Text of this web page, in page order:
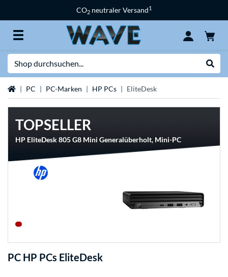
CO2 neutraler Versand1
Startseite
PC PC-Marken HP PCs EliteDesk
TOPSELLER
HP EliteDesk 805 G8 Mini Generalüberholt, Mini-PC
PC HP PCs EliteDesk